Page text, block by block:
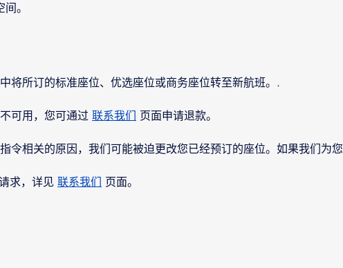
间。
中将所订的标准座位、优选座位或商务座位转至新航班。.
可用，您可通过 联系我们 页面申请退款。
令相关的原因，我们可能被迫更改您已经预订的座位。如果我们为
求，详见 联系我们 页面。